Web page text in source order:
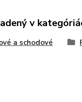
v
a schodové